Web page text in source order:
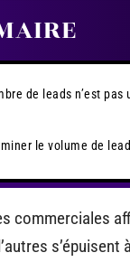
de leads n’est pas
le volume de
commerciales